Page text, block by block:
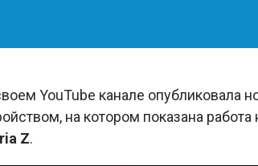
YouTube канале опубликовала
на котором показана
Z.